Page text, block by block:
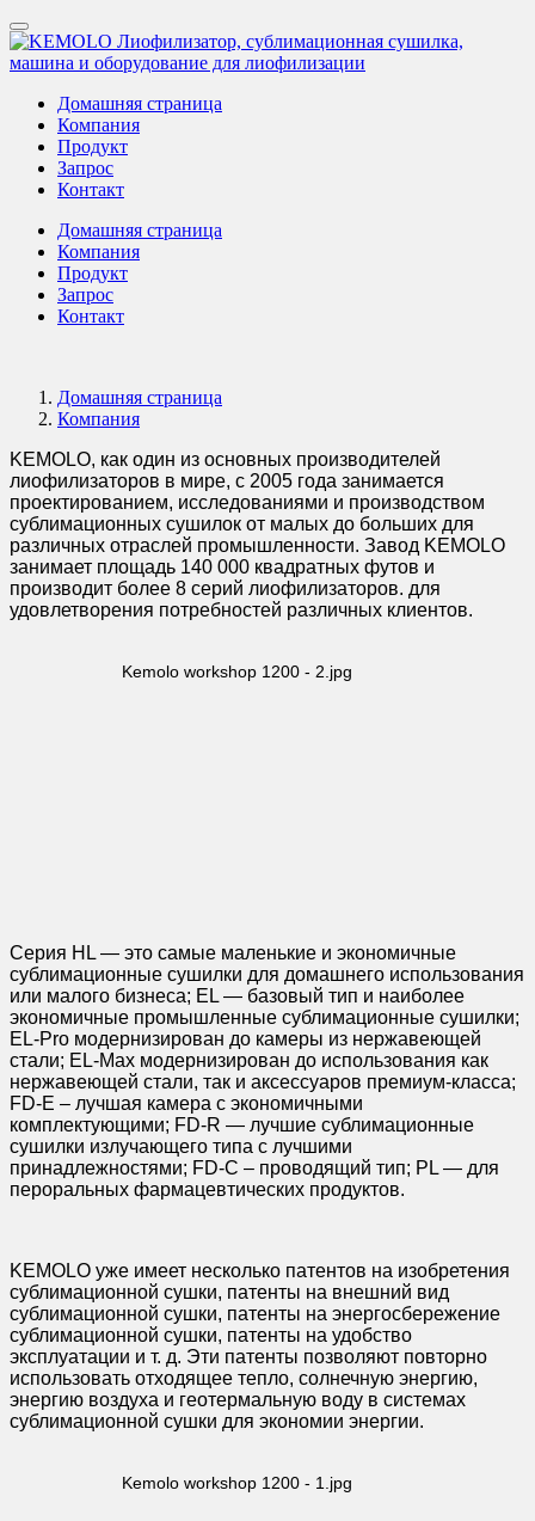
Домашняя страница
Компания
Продукт
Запрос
Контакт
Домашняя страница
Компания
Продукт
Запрос
Контакт
Домашняя страница
Компания
KEMOLO, как один из основных производителей
лиофилизаторов в мире, с 2005 года занимается
проектированием, исследованиями и производством
сублимационных сушилок от малых до больших для
различных отраслей промышленности. Завод KEMOLO
занимает площадь 140 000 квадратных футов и
производит более 8 серий лиофилизаторов. для
удовлетворения потребностей различных клиентов.
Серия HL — это самые маленькие и экономичные
сублимационные сушилки для домашнего использования
или малого бизнеса; EL — базовый тип и наиболее
экономичные промышленные сублимационные сушилки;
EL-Pro модернизирован до камеры из нержавеющей
стали; EL-Max модернизирован до использования как
нержавеющей стали, так и аксессуаров премиум-класса;
FD-E – лучшая камера с экономичными
комплектующими; FD-R — лучшие сублимационные
сушилки излучающего типа с лучшими
принадлежностями; FD-C – проводящий тип; PL — для
пероральных фармацевтических продуктов.
KEMOLO уже имеет несколько патентов на изобретения
сублимационной сушки, патенты на внешний вид
сублимационной сушки, патенты на энергосбережение
сублимационной сушки, патенты на удобство
эксплуатации и т. д. Эти патенты позволяют повторно
использовать отходящее тепло, солнечную энергию,
энергию воздуха и геотермальную воду в системах
сублимационной сушки для экономии энергии.